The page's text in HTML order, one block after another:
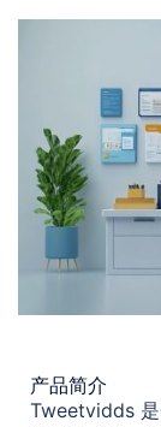
产品简介
Tweetvidds